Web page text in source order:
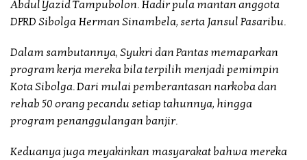
Abdul Yazid Tampubolon. Hadir pula mantan anggota
DPRD Sibolga Herman Sinambela, serta Jansul Pasaribu.
Dalam sambutannya, Syukri dan Pantas memaparkan
program kerja mereka bila terpilih menjadi pemimpin
Kota Sibolga. Dari mulai pemberantasan narkoba dan
rehab 50 orang pecandu setiap tahunnya, hingga
program penanggulangan banjir.
Keduanya juga meyakinkan masyarakat bahwa mereka